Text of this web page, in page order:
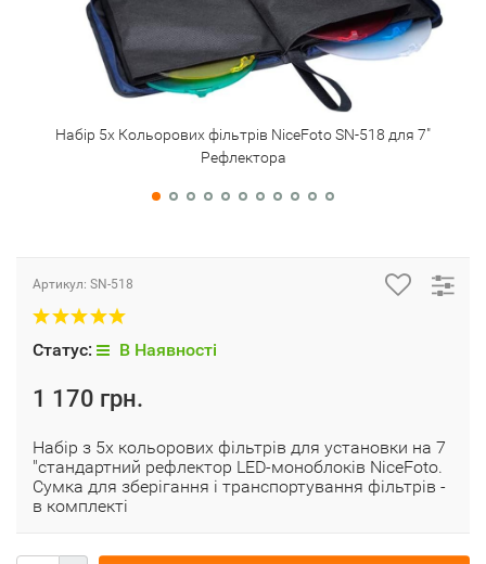
Набір 5х Кольорових фільтрів NiceFoto SN-518 для 7"
Рефлектора
Артикул: SN-518
Статус: В Наявності
1 170 грн.
Набір з 5х кольорових фільтрів для установки на 7
"стандартний рефлектор LED-моноблоків NiceFoto.
Сумка для зберігання і транспортування фільтрів -
в комплекті